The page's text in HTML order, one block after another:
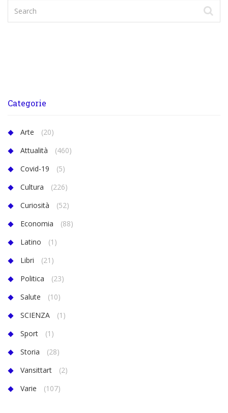
Categorie
Arte
(20)
Attualità
(460)
Covid-19
(5)
Cultura
(226)
Curiosità
(52)
Economia
(88)
Latino
(1)
Libri
(21)
Politica
(23)
Salute
(10)
SCIENZA
(1)
Sport
(1)
Storia
(28)
Vansittart
(2)
Varie
(107)